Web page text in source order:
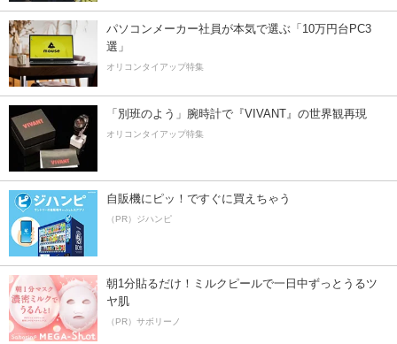
パソコンメーカー社員が本気で選ぶ「10万円台PC3
選」
オリコンタイアップ特集
「別班のよう」腕時計で『VIVANT』の世界観再現
オリコンタイアップ特集
自販機にピッ！ですぐに買えちゃう
（PR）ジハンピ
朝1分貼るだけ！ミルクピールで一日中ずっとうるツ
ヤ肌
（PR）サボリーノ